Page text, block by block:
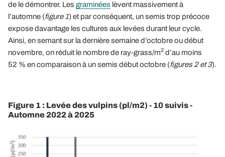
de le démontrer. Les graminées lèvent massivement à
l’automne (figure 1) et par conséquent, un semis trop précoce
expose davantage les cultures aux levées durant leur cycle.
Ainsi, en semant sur la dernière semaine d’octobre ou début
novembre, on réduit le nombre de ray-grass/m2 d’au moins
52 % en comparaison à un semis début octobre (figures 2 et 3).
Figure 1 : Levée des vulpins (pl/m2) - 10 suivis -
Automne 2022 à 2025